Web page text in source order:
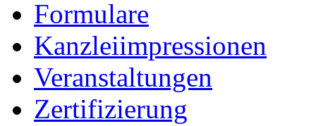
Formulare
Kanzleiimpressionen
Veranstaltungen
Zertifizierung